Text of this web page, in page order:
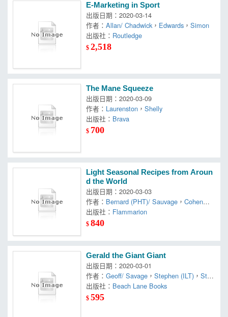
E-Marketing in Sport
出版日期：2020-03-14
作者：Allan/ Chadwick， Edwards ，Simon
出版社： Routledge
$2,518
The Mane Squeeze
出版日期：2020-03-09
作者： Laurenston ，Shelly
出版社： Brava
$ 700
Light Seasonal Recipes from Aroun
d the World
出版日期：2020-03-03
作者： Bernard (PHT)/ Sauvage ，Cohen，
eraldine (CON)，Jean-Michel/ Radvaner
出版社： Flammarion
$840
Gerald the Giant Giant
出版日期：2020-03-01
作者：Geoff/ Savage ，Stephen (ILT) ，Stev
enson
出版社： Beach Lane Books
$595